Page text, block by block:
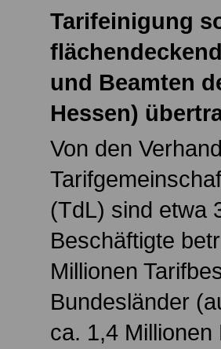
Tarifeinigung
und Beamten
Hessen)
Von den
(TdL) sind etwa
Beschäftigte
Millionen
Bundesländer
ca. 1,4